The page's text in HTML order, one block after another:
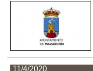
11/4/2020